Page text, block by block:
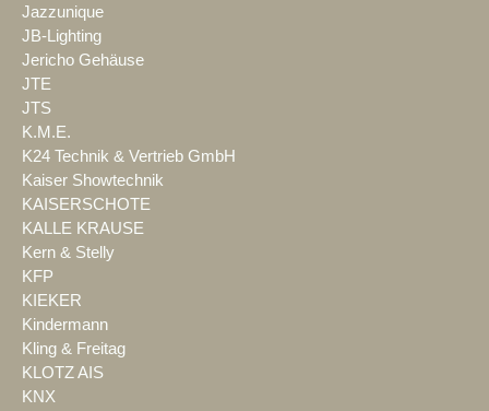
Jazzunique
JB-Lighting
Jericho Gehäuse
JTE
JTS
K.M.E.
K24 Technik & Vertrieb GmbH
Kaiser Showtechnik
KAISERSCHOTE
KALLE KRAUSE
Kern & Stelly
KFP
KIEKER
Kindermann
Kling & Freitag
KLOTZ AIS
KNX